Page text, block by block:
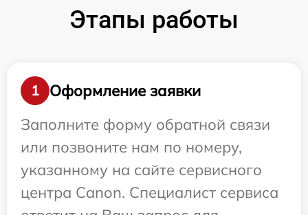
Этапы работы
1
Оформление заявки
Заполните форму обратной связи
или позвоните нам по номеру,
указанному на сайте сервисного
центра Canon. Специалист сервиса